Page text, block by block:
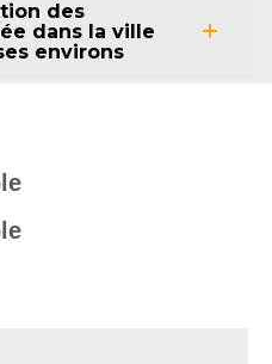
des
dans la ville
environs